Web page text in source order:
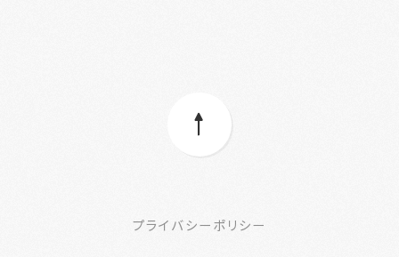
プライバシーポリシー